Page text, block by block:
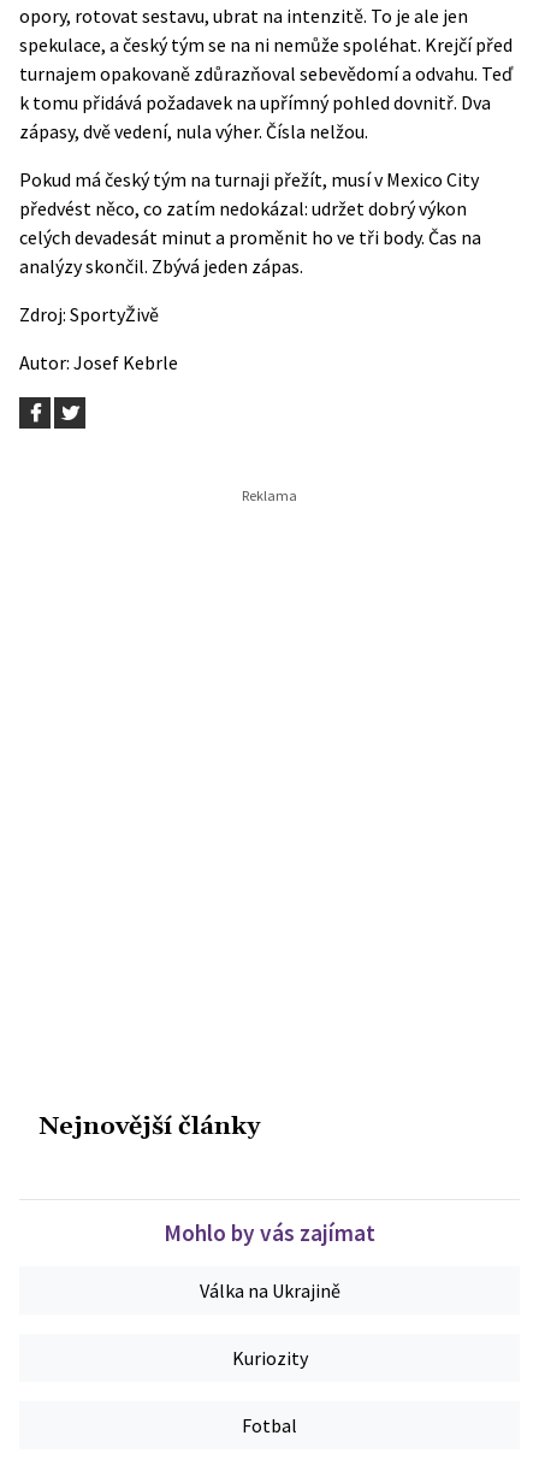
opory, rotovat sestavu, ubrat na intenzitě. To je ale jen
spekulace, a český tým se na ni nemůže spoléhat. Krejčí před
turnajem opakovaně zdůrazňoval sebevědomí a odvahu. Teď
k tomu přidává požadavek na upřímný pohled dovnitř. Dva
zápasy, dvě vedení, nula výher. Čísla nelžou.
Pokud má český tým na turnaji přežít, musí v Mexico City
předvést něco, co zatím nedokázal: udržet dobrý výkon
celých devadesát minut a proměnit ho ve tři body. Čas na
analýzy skončil. Zbývá jeden zápas.
Zdroj: SportyŽivě
Autor: Josef Kebrle
Nejnovější články
Mohlo by vás zajímat
Válka na Ukrajině
Kuriozity
Fotbal